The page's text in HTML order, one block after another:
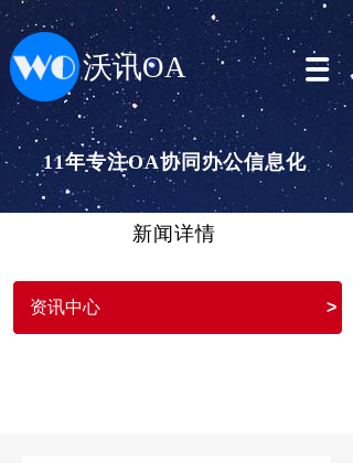
沃讯OA
11年专注OA协同办公信息化
新闻详情
资讯中心 >